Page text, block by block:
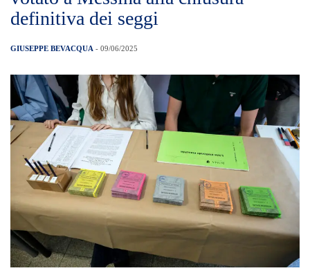
definitiva dei seggi
GIUSEPPE BEVACQUA - 09/06/2025